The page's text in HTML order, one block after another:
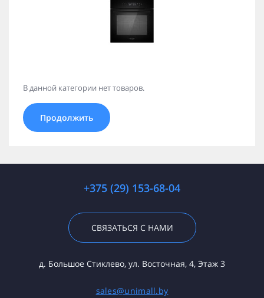
В данной категории нет товаров.
Продолжить
+375 (29) 153-68-04
СВЯЗАТЬСЯ С НАМИ
д. Большое Стиклево, ул. Восточная, 4, Этаж 3
sales@unimall.by